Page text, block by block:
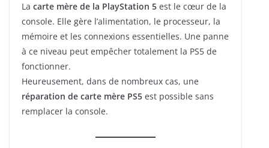
La carte mère de la PlayStation 5 est le cœur de la
console. Elle gère l’alimentation, le processeur, la
mémoire et les connexions essentielles. Une panne
à ce niveau peut empêcher totalement la PS5 de
fonctionner.
Heureusement, dans de nombreux cas, une
réparation de carte mère PS5 est possible sans
remplacer la console.